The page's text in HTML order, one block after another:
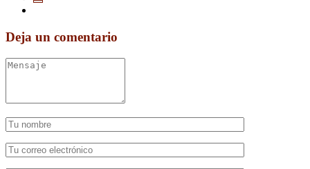
Deja un comentario